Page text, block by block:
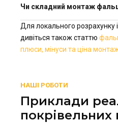
Чи складний монтаж
Для локального розрахунку
дивіться також статтю
плюси, мінуси та ціна
НАШІ РОБОТИ
Приклади
покрівельних